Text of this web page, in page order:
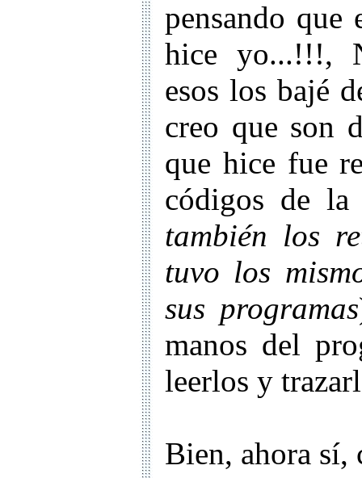
pensando que
hice yo...!!!,
esos los bajé
creo que son
que hice fue
códigos de la
también los
tuvo los
sus programas
manos del
leerlos y
Bien, ahora sí,